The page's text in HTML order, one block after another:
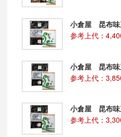
小倉屋 昆布
参考上代：
小倉屋 昆布
参考上代：
小倉屋 昆布
参考上代：